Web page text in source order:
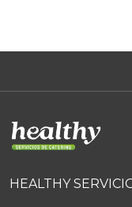
HEALTHY